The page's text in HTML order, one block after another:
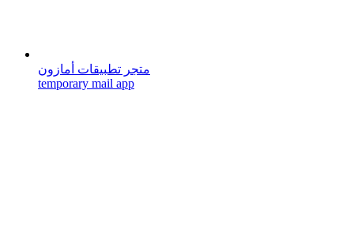
متجر تطبيقات أمازون
temporary mail app